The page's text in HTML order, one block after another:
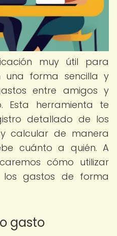
muy útil para
una forma sencilla y
entre amigos y
Esta herramienta te
detallado de los
calcular de manera
cuánto a quién. A
cómo utilizar
los gastos de forma
gasto